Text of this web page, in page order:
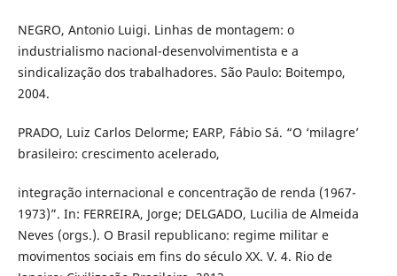
NEGRO, Antonio Luigi. Linhas de montagem: o
industrialismo nacional-desenvolvimentista e a
sindicalização dos trabalhadores. São Paulo: Boitempo,
2004.
PRADO, Luiz Carlos Delorme; EARP, Fábio Sá. “O ‘milagre’
brasileiro: crescimento acelerado,
integração internacional e concentração de renda (1967-
1973)”. In: FERREIRA, Jorge; DELGADO, Lucilia de Almeida
Neves (orgs.). O Brasil republicano: regime militar e
movimentos sociais em fins do século XX. V. 4. Rio de